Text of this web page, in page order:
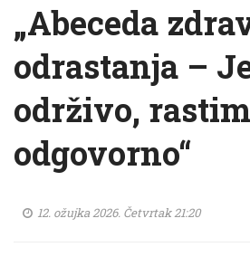
„Abeceda
odrastanja –
održivo,
odgovorno“
12. ožujka 2026. Četvrtak 21:20